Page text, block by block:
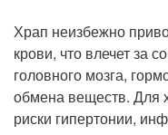
Храп неизбежно
крови, что влечет за
головного мозга,
обмена веществ. Для
риски гипертонии,